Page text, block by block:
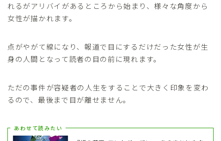
れるがアリバイがあるところから始まり、様々な角度から
女性が描かれます。
点がやがて線になり、報道で目にするだけだった女性が生
身の人間となって読者の目の前に現れます。
ただの事件が容疑者の人生をすることで大きく印象を変わ
るので、最後まで目が離せません。
あわせて読みたい